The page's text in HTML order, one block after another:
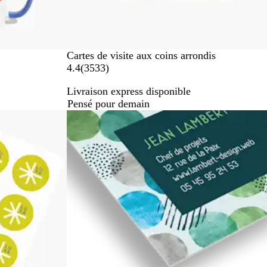
Cartes de visite aux coins arrondis
4.4(3533a
i
s
)
Livraison express disponible
Pensé pour demain